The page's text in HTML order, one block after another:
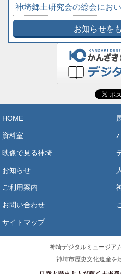
神埼郷土研究会の総会にお
お知らせを
HOME
資料室
映像で見る神埼
お知らせ
ご利用案内
お問い合わせ
サイトマップ
神埼デジタルミュージア
神埼市歴史文化遺産を